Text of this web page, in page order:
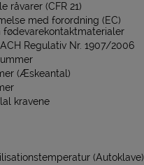
råvarer (CFR 21)
med forordning (EC)
fødevarekontaktmaterialer
Regulativ Nr. 1907/2006
(Æskeantal)
kravene
(Autoklave)